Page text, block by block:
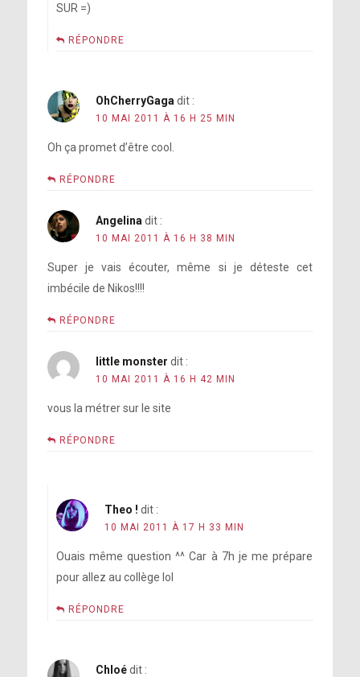
SUR =)
RÉPONDRE
OhCherryGaga dit :
10 MAI 2011 À 16 H 25 MIN
Oh ça promet d’être cool.
RÉPONDRE
Angelina dit :
10 MAI 2011 À 16 H 38 MIN
Super je vais écouter, même si je déteste cet
imbécile de Nikos!!!!
RÉPONDRE
little monster dit :
10 MAI 2011 À 16 H 42 MIN
vous la métrer sur le site
RÉPONDRE
Theo ! dit :
10 MAI 2011 À 17 H 33 MIN
Ouais même question ^^ Car à 7h je me prépare
pour allez au collège lol
RÉPONDRE
Chloé dit :